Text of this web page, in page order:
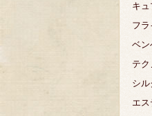
キ
フラ
ベン
テ
シル
エ